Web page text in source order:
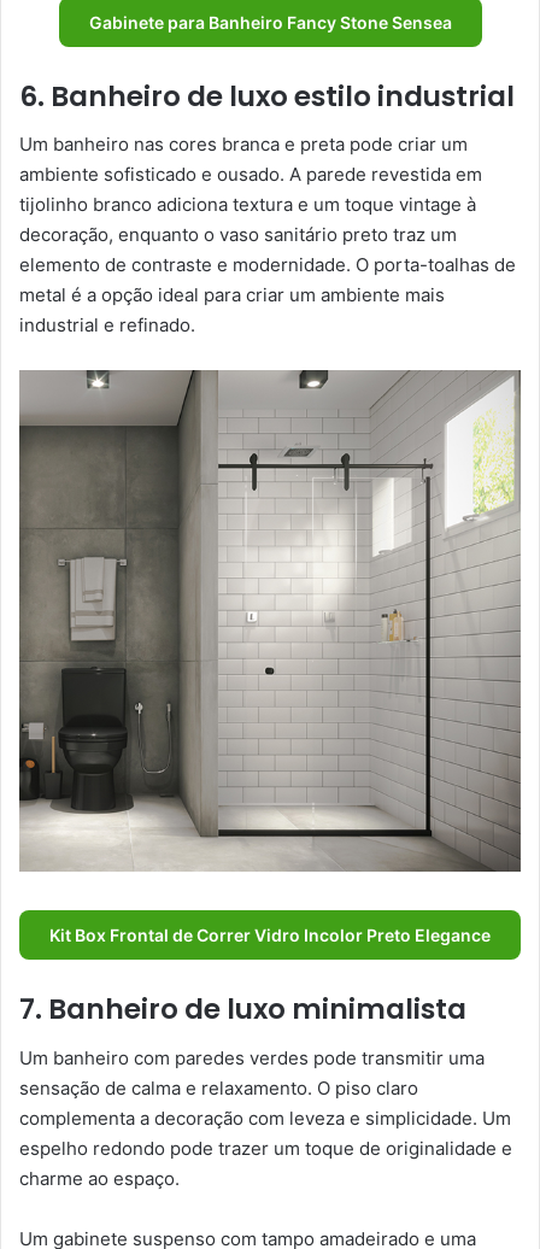
Gabinete para Banheiro Fancy Stone Sensea
6. Banheiro de luxo estilo industrial
Um banheiro nas cores branca e preta pode criar um
ambiente sofisticado e ousado. A parede revestida em
tijolinho branco adiciona textura e um toque vintage à
decoração, enquanto o vaso sanitário preto traz um
elemento de contraste e modernidade. O porta-toalhas de
metal é a opção ideal para criar um ambiente mais
industrial e refinado.
Kit Box Frontal de Correr Vidro Incolor Preto Elegance
7. Banheiro de luxo minimalista
Um banheiro com paredes verdes pode transmitir uma
sensação de calma e relaxamento. O piso claro
complementa a decoração com leveza e simplicidade. Um
espelho redondo pode trazer um toque de originalidade e
charme ao espaço.
Um gabinete suspenso com tampo amadeirado e uma